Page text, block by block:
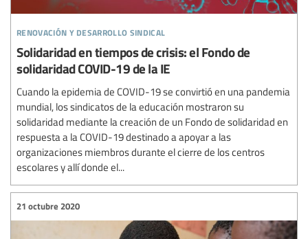
renovación y desarrollo sindical
Solidaridad en tiempos de crisis: el Fondo de
solidaridad COVID-19 de la IE
Cuando la epidemia de COVID-19 se convirtió en una pandemia
mundial, los sindicatos de la educación mostraron su
solidaridad mediante la creación de un Fondo de solidaridad en
respuesta a la COVID-19 destinado a apoyar a las
organizaciones miembros durante el cierre de los centros
escolares y allí donde el...
21 octubre 2020